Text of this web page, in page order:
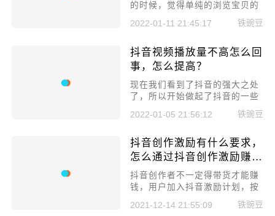
的时候，觉得单纯的浏览宝贝的
详情页，实在是太枯燥了，因此
很多朋友会通过抖音直播来进行
播消息，抖音小店直播中控台在
哪里？
2022-01-11 21:45:17 铁豌豆
抖音视频播放量不高怎么回
事，怎么提高？
现在我们看到了抖音的强大之处
了，所以开始做起了抖音的一些
副业，比如养抖音号，而养的抖
音号的浏览量不高的话就很难养
怎么养?提高有何技巧?下面给大
家讲述一下。
2022-01-05 21:56:12 铁豌豆
抖音创作激励有什么要求，
怎么通过抖音创作激励赚
钱！
抖音创作者不一定得带货才能赚
钱，用户加入抖音激励计划，按
要求完成相应的任务也是能赚钱
的，抖音创作激励有什么要求，
2021-12-14 21:55:09 铁豌豆